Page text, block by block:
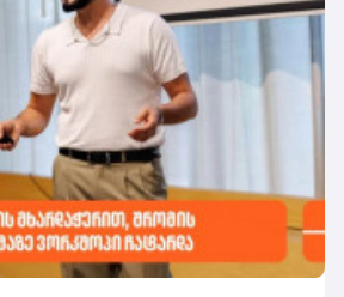
და საზედამხედველო პოლიტიკა
ასრულებს ფინანსური
საბანკო სექტორის
და ფინანსური
შემცირებაში. სარეიტინგო
საქართველოს საბანკო
ფართოდ შეესაბამება
ქუთაისის უმაღლეს
ჩარიცხული სტუდენტები
სარგებლობას სტუდენტური
რომლებსაც საქართველოს
Card ჯერ არ აქვთ, მისი
რამდენიმე წამში
დან არის
ინფორმაციის მისაღებად